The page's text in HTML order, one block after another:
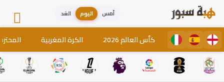
أمس اليوم الغد
كأس العالم 2026 الكرة المغربية